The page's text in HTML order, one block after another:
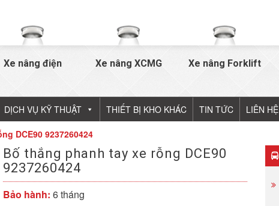
Xe nâng điện Xe nâng XCMG Xe nâng Forklift
DỊCH VỤ KỸ THUẬT THIẾT BỊ KHO KHÁC TIN TỨC LIÊN HỆ
DCE90 9237260424
Bố thắng phanh tay xe rỗng DCE90
9237260424
Bảo hành: 6 tháng